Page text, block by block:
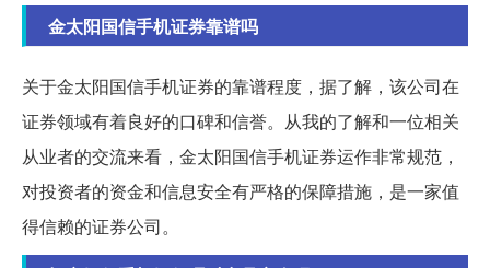
金太阳国信手机证券靠谱吗
关于金太阳国信手机证券的靠谱程度，据了解，该公司在
证券领域有着良好的口碑和信誉。从我的了解和一位相关
从业者的交流来看，金太阳国信手机证券运作非常规范，
对投资者的资金和信息安全有严格的保障措施，是一家值
得信赖的证券公司。